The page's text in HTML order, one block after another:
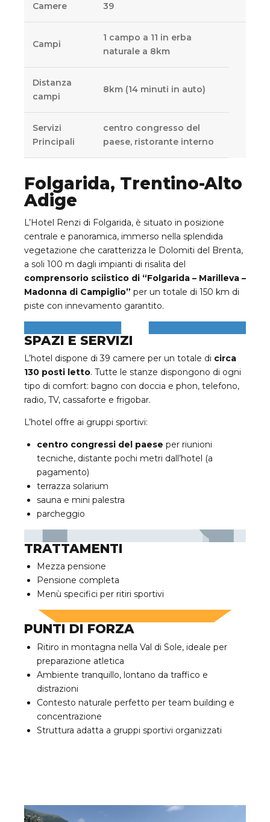
Camere 39
Campi
1 campo a 11 in erba
naturale a 8km
Distanza
campi
8km (14 minuti in auto)
Servizi
Principali
centro congresso del
paese, ristorante interno
Folgarida, Trentino-Alto
Adige
L’Hotel Renzi di Folgarida, è situato in posizione
centrale e panoramica, immerso nella splendida
vegetazione che caratterizza le Dolomiti del Brenta,
a soli 100 m dagli impianti di risalita del
comprensorio sciistico di “Folgarida – Marilleva –
Madonna di Campiglio” per un totale di 150 km di
piste con innevamento garantito.
SPAZI E SERVIZI
L’hotel dispone di 39 camere per un totale di circa
130 posti letto. Tutte le stanze dispongono di ogni
tipo di comfort: bagno con doccia e phon, telefono,
radio, TV, cassaforte e frigobar.
L’hotel offre ai gruppi sportivi:
centro congressi del paese per riunioni
tecniche, distante pochi metri dall’hotel (a
pagamento)
terrazza solarium
sauna e mini palestra
parcheggio
TRATTAMENTI
Mezza pensione
Pensione completa
Menù specifici per ritiri sportivi
PUNTI DI FORZA
Ritiro in montagna nella Val di Sole, ideale per
preparazione atletica
Ambiente tranquillo, lontano da traffico e
distrazioni
Contesto naturale perfetto per team building e
concentrazione
Struttura adatta a gruppi sportivi organizzati